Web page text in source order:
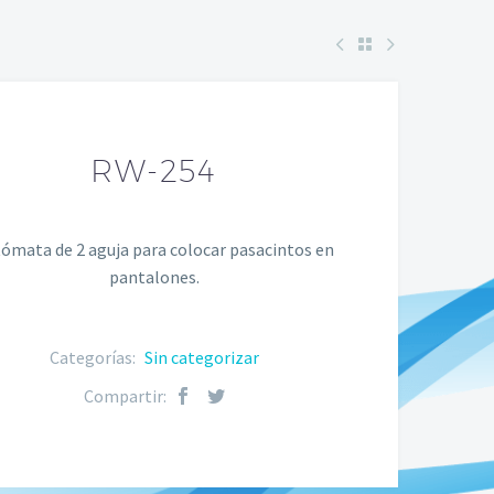
RW-254
de 2 aguja para colocar pasacintos en
pantalones.
Categorías: Sin categorizar
Compartir: